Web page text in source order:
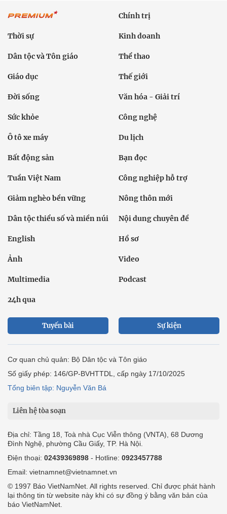
Chính trị
Thời sự Kinh doanh
Dân tộc và Tôn giáo Thể thao
Giáo dục Thế giới
Đời sống Văn hóa - Giải trí
Sức khỏe Công nghệ
Ô tô xe máy Du lịch
Bất động sản Bạn đọc
Tuần Việt Nam Công nghiệp hỗ trợ
Giảm nghèo bền vững Nông thôn mới
Dân tộc thiểu số và miền núi Nội dung chuyên đề
English Hồ sơ
Ảnh Video
Multimedia Podcast
24h qua
Tuyến bài Sự kiện
Cơ quan chủ quản: Bộ Dân tộc và Tôn giáo
Số giấy phép: 146/GP-BVHTTDL, cấp ngày 17/10/2025
Tổng biên tập: Nguyễn Văn Bá
Liên hệ tòa soạn
Địa chỉ: Tầng 18, Toà nhà Cục Viễn thông (VNTA), 68 Dương
Đình Nghệ, phường Cầu Giấy, TP. Hà Nội.
Điện thoại: 02439369898 - Hotline: 0923457788
Email: vietnamnet@vietnamnet.vn
© 1997 Báo VietNamNet. All rights reserved. Chỉ được phát hành
lại thông tin từ website này khi có sự đồng ý bằng văn bản của
báo VietNamNet.